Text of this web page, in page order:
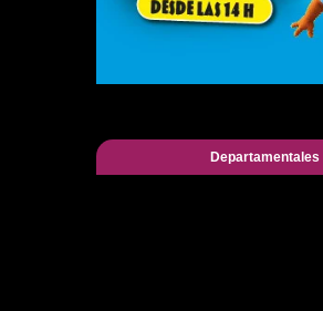
Departamentales